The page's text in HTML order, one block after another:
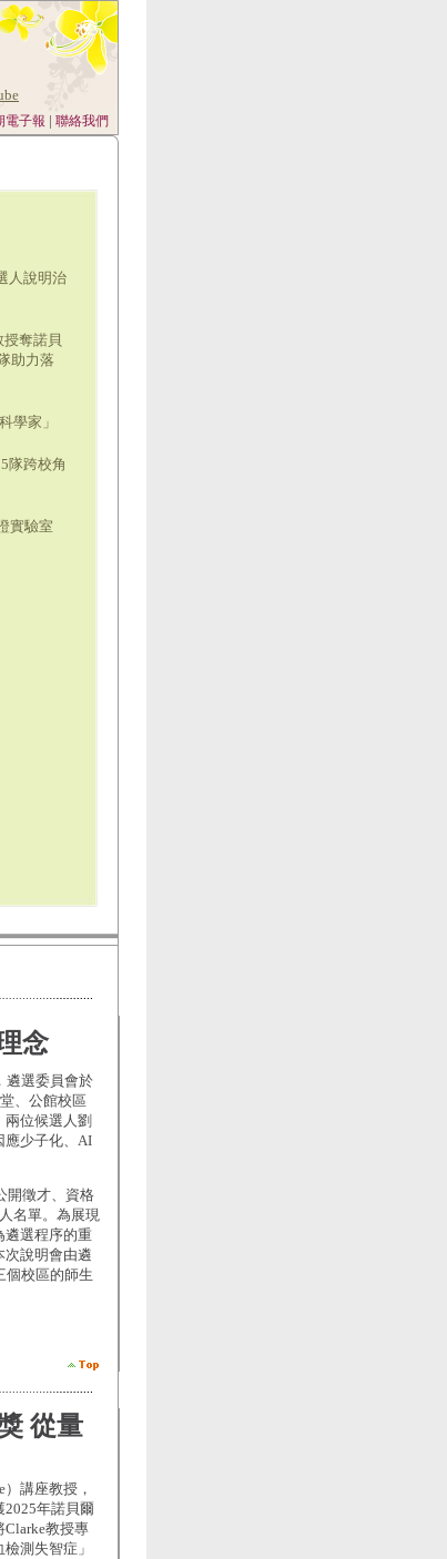
電子報 | 聯絡我們
人說明治
奪諾貝
助力落
學家」
隊跨校角
實驗室
念
遴選委員會於
、公館校區
位候選人劉
應少子化、AI
開徵才、資格
名單。為展現
遴選程序的重
次說明會由遴
個校區的師生
從量
講座教授，
年諾貝爾
教授專
測失智症」